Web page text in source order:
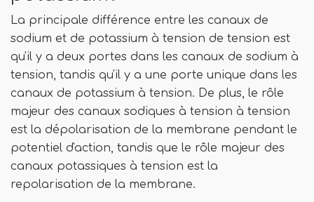
La principale différence entre les canaux de
sodium et de potassium à tension de tension est
qu'il y a deux portes dans les canaux de sodium à
tension, tandis qu'il y a une porte unique dans les
canaux de potassium à tension. De plus, le rôle
majeur des canaux sodiques à tension à tension
est la dépolarisation de la membrane pendant le
potentiel d'action, tandis que le rôle majeur des
canaux potassiques à tension est la
repolarisation de la membrane.